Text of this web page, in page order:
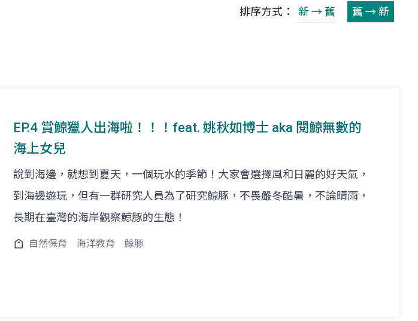
排序方式： 新 → 舊 舊 → 新
EP.4 賞鯨獵人出海啦！！！feat. 姚秋如博士 aka 閱鯨無數的
海上女兒
說到海邊，就想到夏天，一個玩水的季節！大家會選擇風和日麗的好天氣，
到海邊遊玩，但有一群研究人員為了研究鯨豚，不畏嚴冬酷暑，不論晴雨，
長期在臺灣的海岸觀察鯨豚的生態！
自然保育 海洋教育 鯨豚